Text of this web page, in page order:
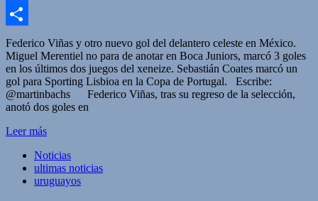
Facebook
Compartir
Federico Viñas y otro nuevo gol del delantero celeste en México.
Miguel Merentiel no para de anotar en Boca Juniors, marcó 3 goles
en los últimos dos juegos del xeneize. Sebastián Coates marcó un
gol para Sporting Lisbioa en la Copa de Portugal. Escribe:
@martinbachs Federico Viñas, tras su regreso de la selección,
anotó dos goles en
Leer más
Noticias
ultimas noticias
uruguayos